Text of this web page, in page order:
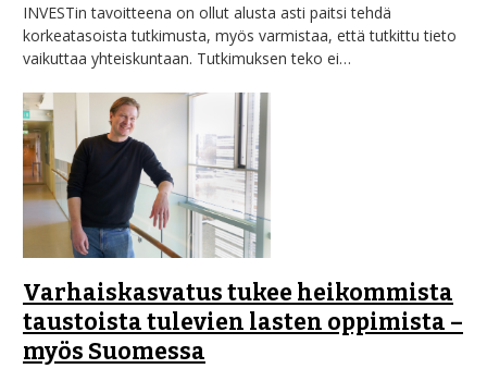
INVESTin tavoitteena on ollut alusta asti paitsi tehdä
korkeatasoista tutkimusta, myös varmistaa, että tutkittu tieto
vaikuttaa yhteiskuntaan. Tutkimuksen teko ei…
Varhaiskasvatus tukee heikommista
taustoista tulevien lasten oppimista –
myös Suomessa